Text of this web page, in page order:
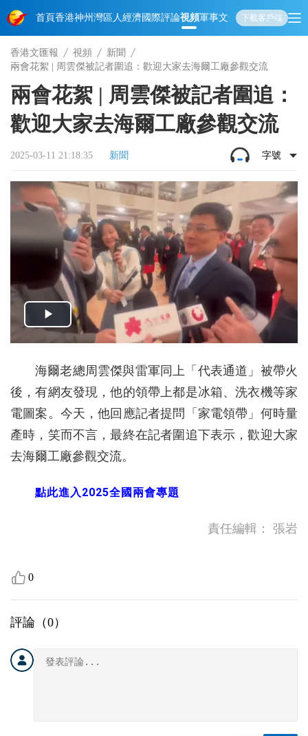
首頁香港神州 灣區人經濟國際評論視頻軍事文化 娛樂生活教育體
下載客戶端
香港文匯報 視頻
新聞
兩會花絮 | 周雲傑被記者圍追：歡迎大家去海爾工廠參觀交流
兩會花絮 | 周雲傑被記者圍追：
歡迎大家去海爾工廠參觀交流
2025-03-11 21:18:35 新聞 字號
海爾老總周雲傑與雷軍同上「代表通道」被帶火
後，有網友發現，他的領帶上都是冰箱、洗衣機等家
電圖案。今天，他回應記者提問「家電領帶」何時量
產時，笑而不言，最終在記者圍追下表示，歡迎大家
去海爾工廠參觀交流。
點此進入2025全國兩會專題
責任編輯： 張岩
0
評論（0）